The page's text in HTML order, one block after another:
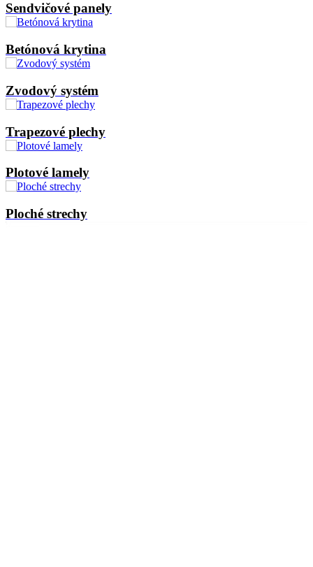
Sendvičové panely
Betónová krytina
Zvodový systém
Trapezové plechy
Plotové lamely
Ploché strechy